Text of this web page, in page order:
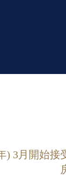
) 3月開始接